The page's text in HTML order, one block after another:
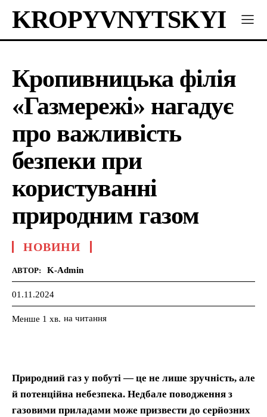
KROPYVNYTSKYI
Кропивницька філія
«Газмережі» нагадує
про важливість
безпеки при
користуванні
природним газом
НОВИНИ
АВТОР: K-Admin
01.11.2024
Менше 1 хв. на читання
Природний газ у побуті — це не лише зручність, але
й потенційна небезпека. Недбале поводження з
газовими приладами може призвести до серйозних